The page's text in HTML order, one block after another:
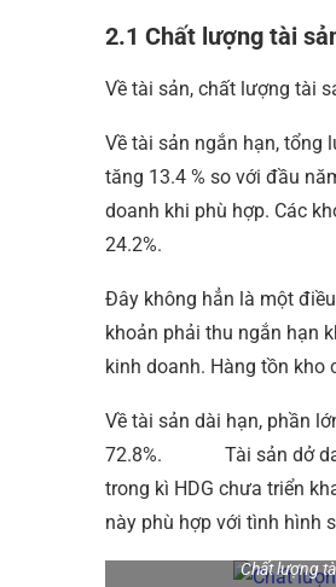
2.1 Chất lượng tài
Về tài sản, chất lượng tài
Về tài sản ngắn hạn,
tăng 13.4 % so với đầu
doanh khi phù hợp. Các
24.2%.
Đây không hẳn là một
khoản phải thu ngắn hạn
kinh doanh. Hàng tồn kho
Về tài sản dài hạn, phần
72.8%. Tài sản dở dang
trong kì HDG chưa triển
này phù hợp với tình hình
Chất lượng